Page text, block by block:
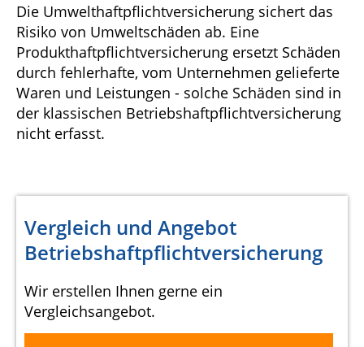
Die Umwelthaftpflichtversicherung sichert das
Risiko von Umweltschäden ab. Eine
Produkthaftpflichtversicherung ersetzt Schäden
durch fehlerhafte, vom Unternehmen gelieferte
Waren und Leistungen - solche Schäden sind in
der klassischen Betriebshaftpflichtversicherung
nicht erfasst.
Vergleich und Angebot
Betriebshaftpflichtversicherung
Wir erstellen Ihnen gerne ein
Vergleichsangebot.